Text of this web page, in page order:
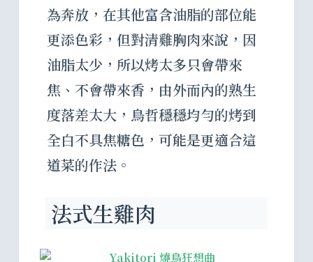
為奔放，在其他富含油脂的部位能
更添色彩，但對清雞胸肉來說，因
油脂太少，所以烤太多只會帶來
焦、不會帶來香，由外而內的熟生
度落差太大，鳥哲穩穩均勻的烤到
全白不具焦糖色，可能是更適合這
道菜的作法。
法式生雞肉